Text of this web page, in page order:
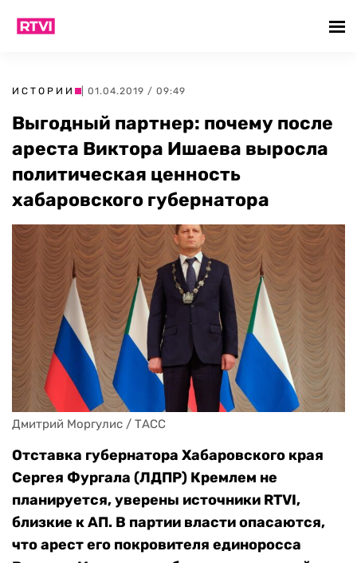
ИСТОРИИ | 01.04.2019 / 09:49
Выгодный партнер: почему после
ареста Виктора Ишаева выросла
политическая ценность
хабаровского губернатора
Дмитрий Моргулис / ТАСС
Отставка губернатора Хабаровского края
Сергея Фургала (ЛДПР) Кремлем не
планируется, уверены источники RTVI,
близкие к АП. В партии власти опасаются,
что арест его покровителя единоросса